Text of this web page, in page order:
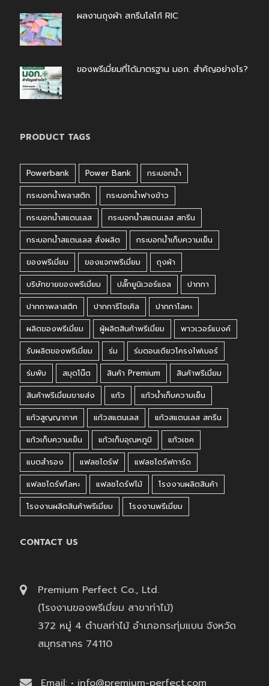
ผลงานถุงผ้า สกรีนโลโก้ RIC
ของพรีเมี่ยมที่ได้มาตรฐาน มอก. สำคัญอย่างไร?
PRODUCT TAGS
Powerbank Power Bank
กระบอกน้ำ
กระบอกน้ำพลาสติก
กระบอกน้ำฟางข้าว
กระบอกน้ำสแตนเลส
กระบอกน้ำสแตนเลส สกรีน
กระบอกน้ำสแตนเลส สั่งผลิต
กระบอกน้ำเก็บความเย็น
ของพรีเมี่ยม
ของแจกพรีเมี่ยม
ถุงผ้า
บริษัทขายของพรีเมี่ยม
ปลั๊กยูนิเวอร์แซล
ปากกา
ปากกาพลาสติก
ปากการีไซเคิล
ปากกาโลหะ
ผลิตของพรีเมี่ยม
ผู้ผลิตสินค้าพรีเมี่ยม
พาวเวอร์แบงค์
รับผลิตของพรีเมี่ยม
ร่ม
ร่มตอนเดียวโครงไฟเบอร์
ร่มพับ
สมุดโน๊ต สินค้า Premium
สินค้าพรีเมี่ยม
สินค้าพรีเมี่ยมขายส่ง
แก้ว
แก้วน้ำเก็บความเย็น
แก้วสูญญากาศ
แก้วสแตนเลส
แก้วสแตนเลส สกรีน
แก้วเก็บความเย็น
แก้วเก็บอุณหภูมิ
แก้วเชค
แบตสำรอง
แฟลชไดร์ฟ
แฟลชไดร์ฟการ์ด
แฟลชไดร์ฟโลหะ
แฟลชไดร์ฟไม้
โรงงานผลิตสินค้า
โรงงานผลิตสินค้าพรีเมี่ยม
โรงงานพรีเมี่ยม
CONTACT US
Premium Perfect Co., Ltd.
(โรงงานของพรีเมี่ยม สาขาท่าไม้)
372 หมู่ 4 ตำบลท่าไม้ อำเภอกระทุ่มแบน จังหวัด
สมุทรสาคร 74110
Email: • info@premium-perfect.com